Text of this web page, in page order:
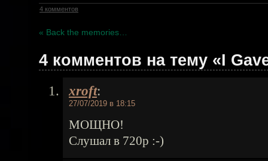
4 комментов
« Back the memories…
4 комментов на тему «I
xroft:
27/07/2019 в 18:15
МОЩНО!
Слушал в 720p :-)